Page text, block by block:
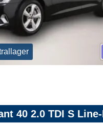
40 2.0 TDI S